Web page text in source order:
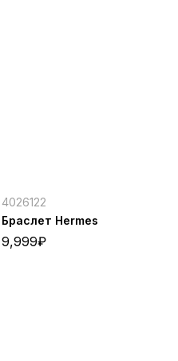
4026122
Браслет Hermes
9,999₽